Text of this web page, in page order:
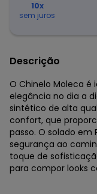
10x
sem juros
Descrição
O Chinelo Moleca
elegância no dia a
sintético de alta
confort, que
passo. O solado em
segurança ao
toque de
para compor looks
Moleca - Chinelo